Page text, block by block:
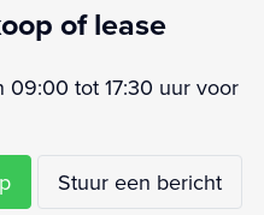
of lease
09:00 tot 17:30 uur voor
Stuur een bericht